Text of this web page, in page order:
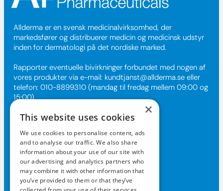
Allderma er en svensk medicinalvirksomhed, der
markedsfører og distribuerer medicin og medicinsk udstyr
inden for dermatologi på det nordiske marked.
Rapporter eventuelle bivirkninger forbundet med nogen af
vores produkter via e-mail: kundtjanst@allderma.seeller
telefon: 010-8899310 (mandag til fredag mellem 09:00 og
15:00).
Kontakt os
kundtjanst@allderma.se
+46108-89 93 10
Boks 1890, 116 74 Stockholm
×
This website uses cookies
We use cookies to personalise content, ads
and to analyse our traffic. We also share
information about your use of our site with
our advertising and analytics partners who
may combine it with other information that
you’ve provided to them or that they’ve